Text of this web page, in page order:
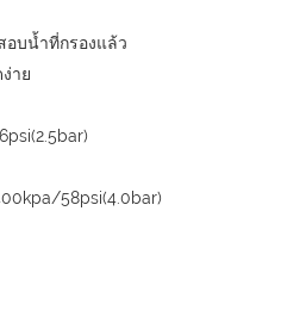
อบน้ำที่กรองแล้ว
าย
58psi(4.0bar)